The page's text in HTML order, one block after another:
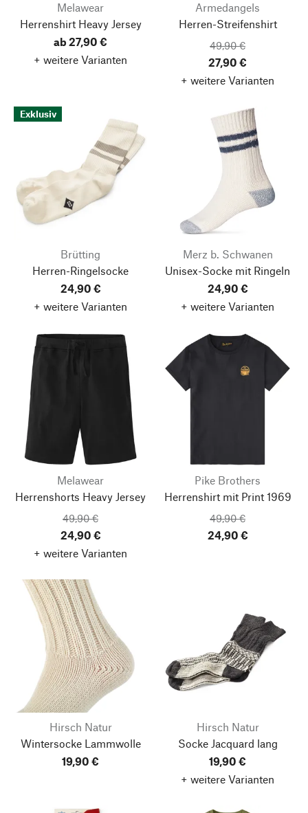
Melawear
Herrenshirt Heavy Jersey
ab 27,90 €
+ weitere Varianten
Armedangels
Herren-Streifenshirt
49,90 €
27,90 €
+ weitere Varianten
Exklusiv
Brütting
Herren-Ringelsocke
24,90 €
+ weitere Varianten
Merz b. Schwanen
Unisex-Socke mit Ringeln
24,90 €
+ weitere Varianten
Melawear
Herrenshorts Heavy Jersey
49,90 €
24,90 €
+ weitere Varianten
Pike Brothers
Herrenshirt mit Print 1969
49,90 €
24,90 €
Hirsch Natur
Wintersocke Lammwolle
19,90 €
Hirsch Natur
Socke Jacquard lang
19,90 €
+ weitere Varianten